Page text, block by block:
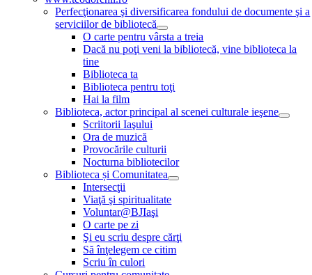
Perfecţionarea şi diversificarea fondului de documente şi a
serviciilor de bibliotecă
O carte pentru vârsta a treia
Dacă nu poţi veni la bibliotecă, vine biblioteca la
tine
Biblioteca ta
Biblioteca pentru toţi
Hai la film
Biblioteca, actor principal al scenei culturale ieşene
Scriitorii Iaşului
Ora de muzică
Provocările culturii
Nocturna bibliotecilor
Biblioteca și Comunitatea
Intersecţii
Viaţă şi spiritualitate
Voluntar@BJIaşi
O carte pe zi
Şi eu scriu despre cărţi
Să înţelegem ce citim
Scriu în culori